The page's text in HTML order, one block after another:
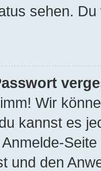
sehen.
Wir
kannst es
und den